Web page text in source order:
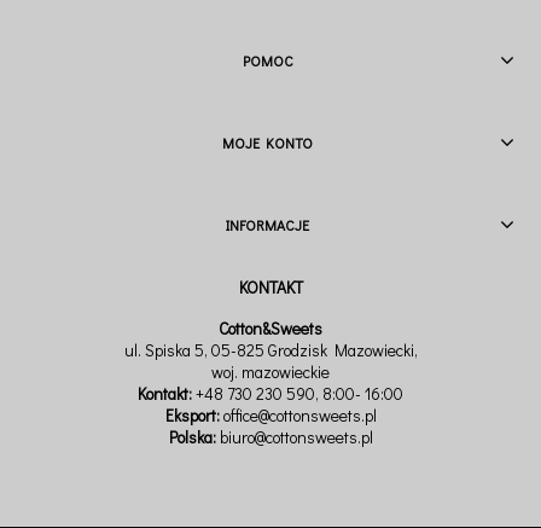
POMOC
MOJE KONTO
INFORMACJE
Cotton&Sweets
ul. Spiska 5, 05-825 Grodzisk Mazowiecki,
woj. mazowieckie
Kontakt:+48 730 230 590, 8:00- 16:00
Eksport:office@cottonsweets.pl
Polska: biuro@cottonsweets.pl